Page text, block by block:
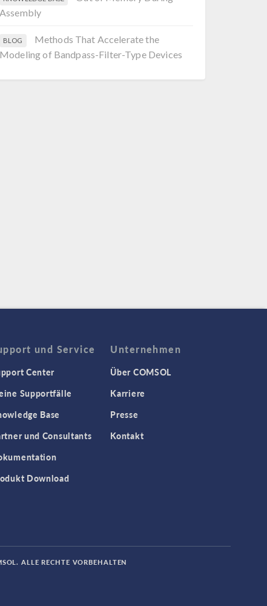
Assembly
BLOG
Methods That Accelerate the
Modeling of Bandpass-Filter-Type Devices
und Service
Center
Supportfälle
Base
und Consultants
Download
Unternehmen
Über COMSOL
Karriere
Presse
Kontakt
ALLE RECHTE VORBEHALTEN